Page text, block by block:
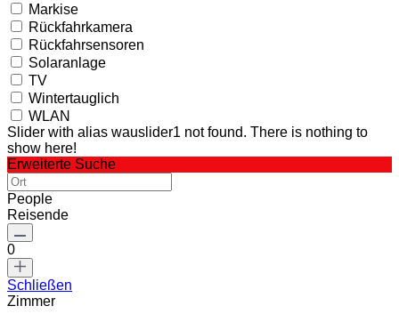
Markise
Rückfahrkamera
Rückfahrsensoren
Solaranlage
TV
Wintertauglich
WLAN
Slider with alias wauslider1 not found. There is nothing to
show here!
Erweiterte Suche
People
Reisende
0
Schließen
Zimmer